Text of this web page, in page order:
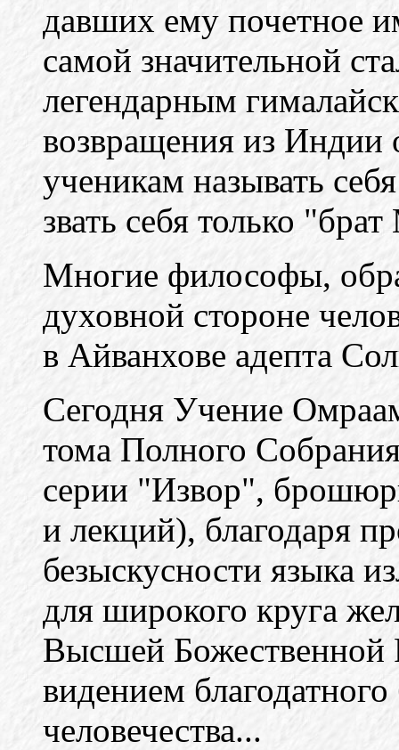
давших ему почетное
самой значительной
легендарным
возвращения из Индии
ученикам называть
звать себя только
Многие философы,
духовной стороне
в Айванхове адепта
Сегодня Учение
тома Полного
серии "Извор",
и лекций), благодаря
безыскусности языка
для широкого круга
Высшей Божественной
видением
человечества...